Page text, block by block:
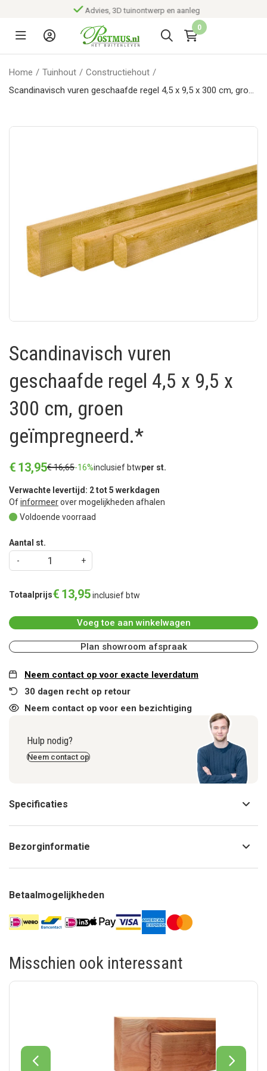
Advies, 3D tuinontwerp en aanleg
0
Home / Tuinhout / Constructiehout /
Scandinavisch vuren geschaafde regel 4,5 x 9,5 x 300 cm, groen
Scandinavisch vuren
geschaafde regel 4,5 x 9,5 x
300 cm, groen
geïmpregneerd.*
€ 13,95€16,65-16%inclusief btwper st.
Verwachte levertijd: 2 tot 5 werkdagen
Ofinformeerover mogelijkheden afhalen
Voldoende voorraad
Aantal st.
Totaalprijs€ 13,95inclusief btw
Voeg toe aan winkelwagen
Plan showroom afspraak
Neem contact op voor exacte leverdatum
30 dagen recht op retour
Neem contact op voor een bezichtiging
Hulp nodig?
Neem contact op
Specificaties
Bezorginformatie
Betaalmogelijkheden
Misschien ook interessant